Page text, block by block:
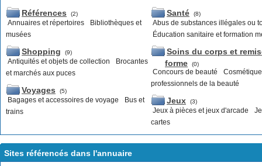
Références (2)
Annuaires et répertoires
Bibliothèques et
musées
Shopping (9)
Antiquités et objets de collection
Brocantes
et marchés aux puces
Voyages (5)
Bagages et accessoires de voyage
Bus et
trains
Santé (8)
Abus de substances illégales ou
Éducation sanitaire et formation
Soins du corps et
forme
(0)
Concours de beauté
professionnels de la beauté
Jeux (3)
Jeux à pièces et jeux d'arcade
cartes
Sites référencés dans l'annuaire